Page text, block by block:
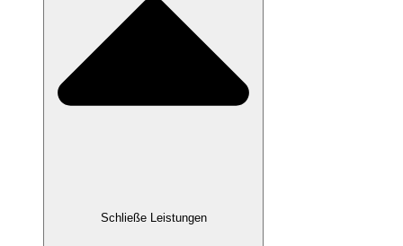
Schließe Leistungen